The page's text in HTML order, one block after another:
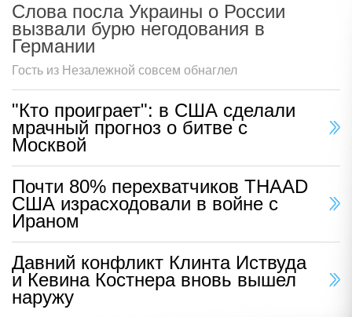
Слова посла Украины о России
вызвали бурю негодования в
Германии
Гость из Незалежной совсем обнаглел
"Кто проиграет": в США сделали
мрачный прогноз о битве с
Москвой
Почти 80% перехватчиков THAAD
США израсходовали в войне с
Ираном
Давний конфликт Клинта Иствуда
и Кевина Костнера вновь вышел
наружу